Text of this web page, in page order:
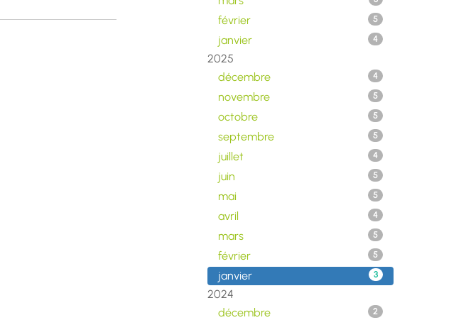
février 5
janvier 4
2025
décembre
4
novembre 5
octobre 5
septembre 5
juillet 4
juin 5
mai 5
avril 4
mars 5
février 5
janvier 3
2024
décembre
2